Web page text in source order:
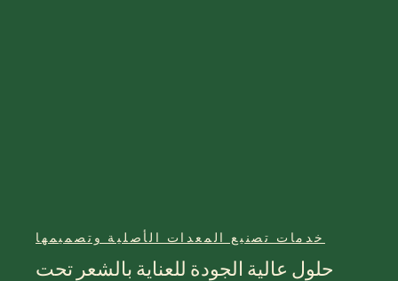
خدمات تصنيع المعدات الأصلية وتصميمها
حلول عالية الجودة للعناية بالشعر تحت